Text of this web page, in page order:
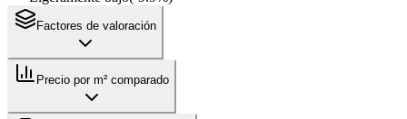
Factores de valoración
Precio por m² comparado